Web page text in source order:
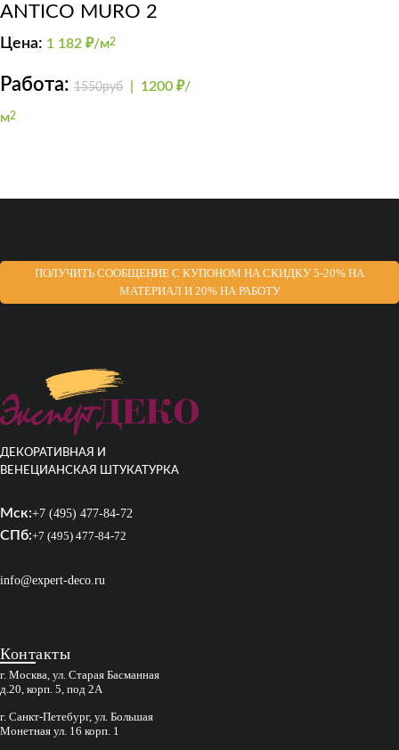
ANTICO MURO 2
Цена: 1 182 ₽/м2
Работа: 1550руб 1200 ₽/
м2
ПОЛУЧИТЬ СООБЩЕНИЕ С КУПОНОМ НА СКИДКУ 5-20% НА
МАТЕРИАЛ И 20% НА РАБОТУ
ДЕКОРАТИВНАЯ И
ВЕНЕЦИАНСКАЯ ШТУКАТУРКА
Мск:+7 (495) 477-84-72
СПб:+7 (495) 477-84-72
info@expert-deco.ru
Контакты
г. Москва, ул. Старая Басманная
д.20, корп. 5, под 2А
г. Санкт-Петебург, ул. Большая
Монетная ул. 16 корп. 1